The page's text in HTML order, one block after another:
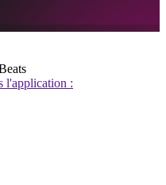
l'application :